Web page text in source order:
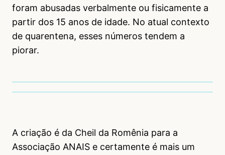
foram abusadas verbalmente ou fisicamente a
partir dos 15 anos de idade. No atual contexto
de quarentena, esses números tendem a
piorar.
A criação é da Cheil da Romênia para a
Associação ANAIS e certamente é mais um